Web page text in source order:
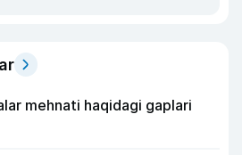
mehnati haqidagi gaplari